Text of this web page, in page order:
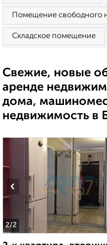
Помещение свободного
Складское помещение
Свежие, новые
аренде
дома,
недвижимость в
2/2
‹